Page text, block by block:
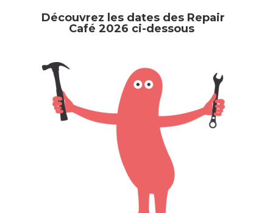
Découvrez les dates des Repair
Café 2026 ci-dessous